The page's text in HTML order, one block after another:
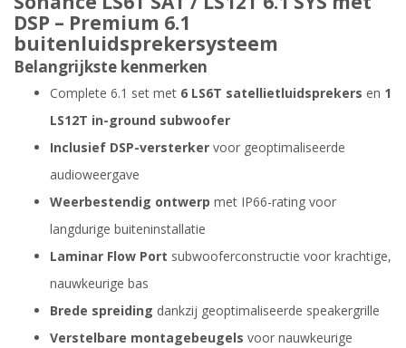
DSP – Premium 6.1
buitenluidsprekersysteem
Belangrijkste kenmerken
Complete 6.1 set met 6 LS6T satellietluidsprekers en 1
LS12T in-ground subwoofer
Inclusief DSP-versterker voor geoptimaliseerde
audioweergave
Weerbestendig ontwerp met IP66-rating voor
langdurige buiteninstallatie
Laminar Flow Port subwooferconstructie voor krachtige,
nauwkeurige bas
Brede spreiding dankzij geoptimaliseerde speakergrille
Verstelbare montagebeugels voor nauwkeurige